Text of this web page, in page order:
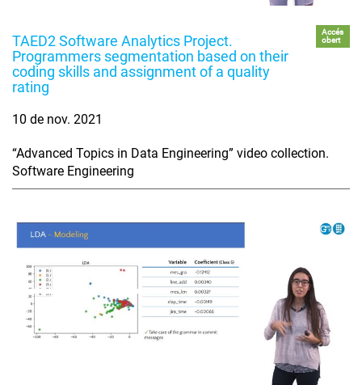
TAED2 Software Analytics Project.
Programmers segmentation based on their
coding skills and assignment of a quality
rating
Accés
obert
10 de nov. 2021
“Advanced Topics in Data Engineering” video collection.
Software Engineering